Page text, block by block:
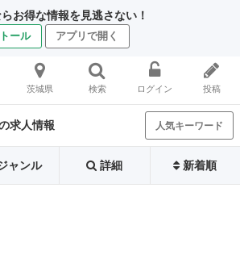
お得な情報を見逃さない！
ール アプリで開く
茨城県 検索 ログイン 投稿
求人情報 人気キーワード
ャンル 詳細 新着順